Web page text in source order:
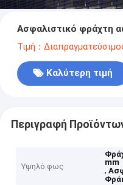
Ασφαλιστικό φράχτη
Τιμή：
Καλύτερη τιμή
Περιγραφή
Υψηλό φως
mm
,